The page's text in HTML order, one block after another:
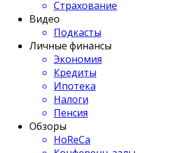
Страхование
Видео
Подкасты
Личные финансы
Экономия
Кредиты
Ипотека
Налоги
Пенсия
Обзоры
HoReCa